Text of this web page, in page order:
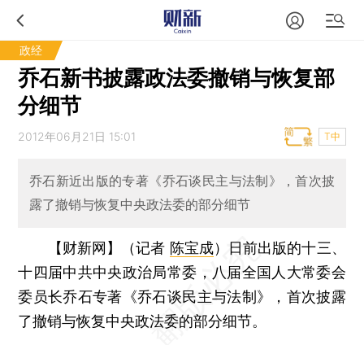
政经
乔石新书披露政法委撤销与恢复部
分细节
2012年06月21日 15:01 T中
乔石新近出版的专著《乔石谈民主与法制》，首次披
露了撤销与恢复中央政法委的部分细节
【财新网】（记者 陈宝成）
日前出版的十三、
十四届中共中央政治局常委，八届全国人大常委会
委员长乔石专著《乔石谈民主与法制》，首次披露
了撤销与恢复中央政法委的部分细节。